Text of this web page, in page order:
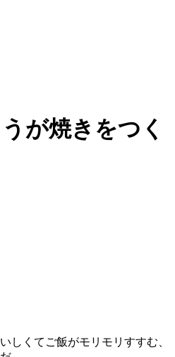
が焼きをつく
しくてご飯がモリモリすすむ、